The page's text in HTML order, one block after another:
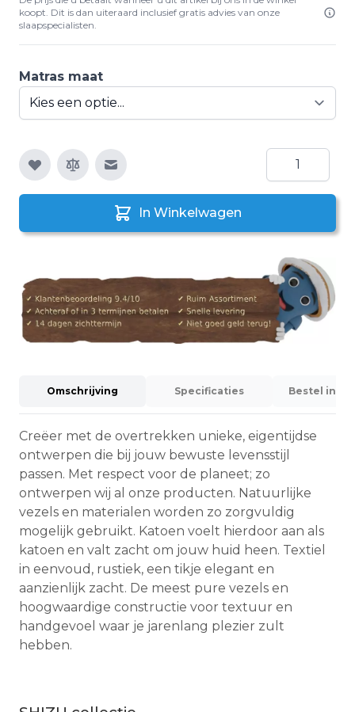
koopt. Dit is dan uiteraard inclusief gratis advies van onze
slaapspecialisten.
Matras maat
E-mail naar een vriend
Aantal
In Winkelwagen
Omschrijving Specificaties Bestel
Creëer met de overtrekken unieke, eigentijdse
ontwerpen die bij jouw bewuste levensstijl
passen. Met respect voor de planeet; zo
ontwerpen wij al onze producten. Natuurlijke
vezels en materialen worden zo zorgvuldig
mogelijk gebruikt. Katoen voelt hierdoor aan als
katoen en valt zacht om jouw huid heen. Textiel
in eenvoud, rustiek, een tikje elegant en
aanzienlijk zacht. De meest pure vezels en
hoogwaardige constructie voor textuur en
handgevoel waar je jarenlang plezier zult
hebben.